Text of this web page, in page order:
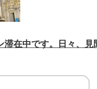
滞在中です。日々、見